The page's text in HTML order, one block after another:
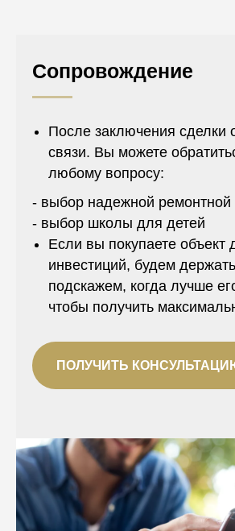
Сопровождение
После заключения сделки
связи. Вы можете
любому вопросу:
- выбор надежной ремонтной
- выбор школы для детей
Если вы покупаете объект
инвестиций, будем
подскажем, когда лучше
чтобы получить
ПОЛУЧИТЬ